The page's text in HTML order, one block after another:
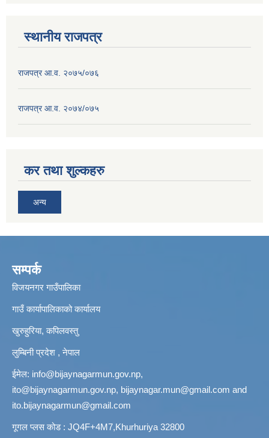
स्थानीय राजपत्र
राजपत्र आ.व. २०७५/०७६
राजपत्र आ.व. २०७४/०७५
कर तथा शुल्कहरु
अन्य
सम्पर्क
विजयनगर गाउँपालिका
गाउँ कार्यापालिकाको कार्यालय
खुरुहुरिया, कपिलवस्तु
लुम्बिनी प्रदेश , नेपाल
ईमेल: info@bijaynagarmun.gov.np,
ito@bijaynagarmun.gov.np, bijaynagar.mun@gmail.com and
ito.bijaynagarmun@gmail.com
गूगल प्लस कोड : JQ4F+4M7,Khurhuriya 32800